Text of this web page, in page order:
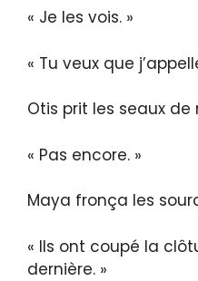
« Je les vois. »
« Tu veux que
Otis prit les seaux de
« Pas encore. »
Maya fronça les
« Ils ont coupé la
dernière. »